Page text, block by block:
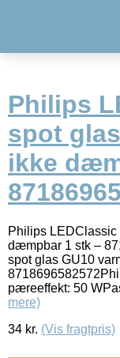
Philips
spot
ikke
Philips LEDClassic
dæmpbar 1 stk –
spot glas GU10
pæreeffekt: 50
mere)
34 kr. (Vis fragtpris)